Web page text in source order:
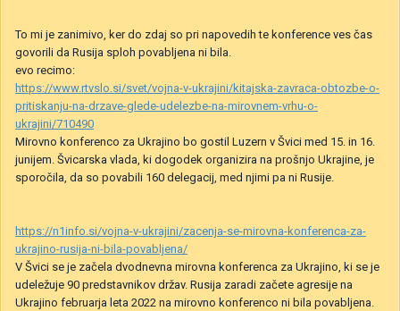
To mi je zanimivo, ker do zdaj so pri napovedih te konference ves čas
govorili da Rusija sploh povabljena ni bila.
evo recimo:
https://www.rtvslo.si/svet/vojna-v-ukrajini/kitajska-zavraca-obtozbe-o-
pritiskanju-na-drzave-glede-udelezbe-na-mirovnem-vrhu-o-
ukrajini/710490
Mirovno konferenco za Ukrajino bo gostil Luzern v Švici med 15. in 16.
junijem. Švicarska vlada, ki dogodek organizira na prošnjo Ukrajine, je
sporočila, da so povabili 160 delegacij, med njimi pa ni Rusije.
https://n1info.si/vojna-v-ukrajini/zacenja-se-mirovna-konferenca-za-
ukrajino-rusija-ni-bila-povabljena/
V Švici se je začela dvodnevna mirovna konferenca za Ukrajino, ki se je
udeležuje 90 predstavnikov držav. Rusija zaradi začete agresije na
Ukrajino februarja leta 2022 na mirovno konferenco ni bila povabljena.